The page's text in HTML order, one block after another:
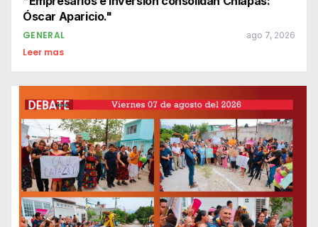
GENERAL ago 7, 2026
Leer mas